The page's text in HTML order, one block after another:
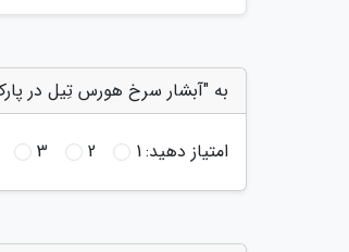
به "آبشار سرخ هورس تِیل در
امتیاز دهید:1
2
3